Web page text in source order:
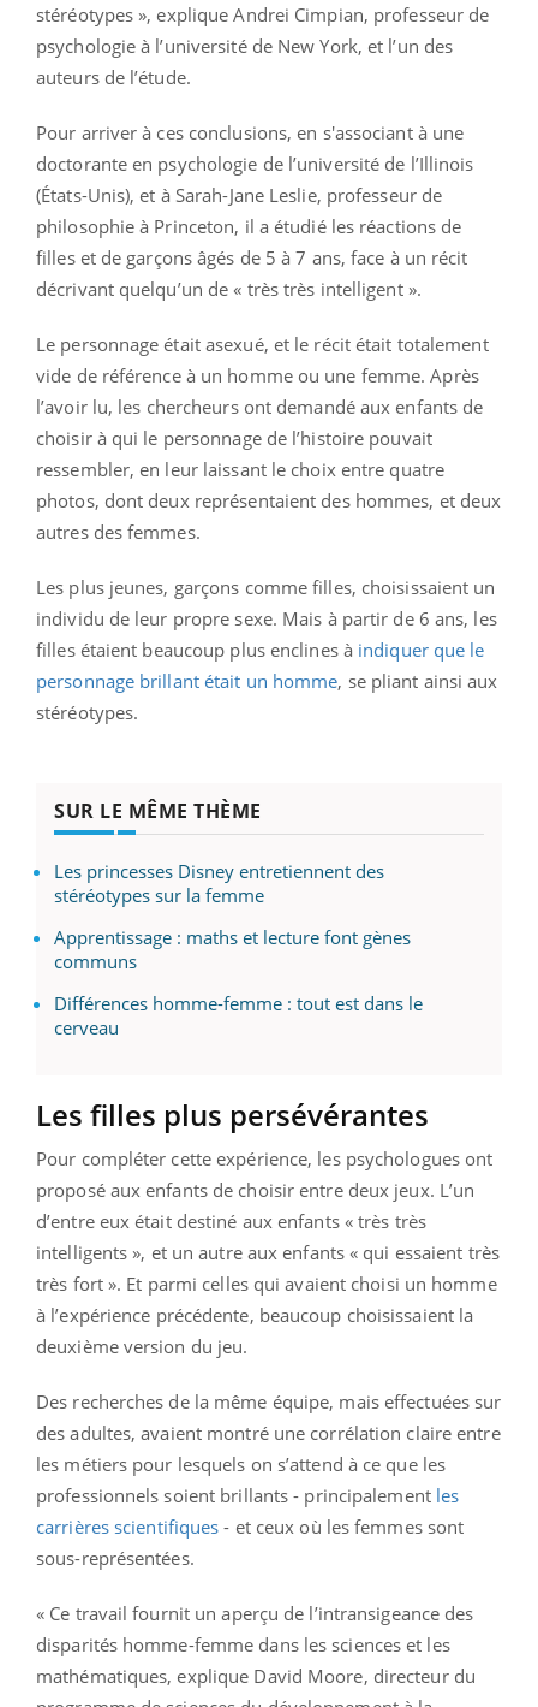
stéréotypes », explique Andrei Cimpian, professeur de
psychologie à l’université de New York, et l’un des
auteurs de l’étude.
Pour arriver à ces conclusions, en s'associant à une
doctorante en psychologie de l’université de l’Illinois
(États-Unis), et à Sarah-Jane Leslie, professeur de
philosophie à Princeton, il a étudié les réactions de
filles et de garçons âgés de 5 à 7 ans, face à un récit
décrivant quelqu’un de « très très intelligent ».
Le personnage était asexué, et le récit était totalement
vide de référence à un homme ou une femme. Après
l’avoir lu, les chercheurs ont demandé aux enfants de
choisir à qui le personnage de l’histoire pouvait
ressembler, en leur laissant le choix entre quatre
photos, dont deux représentaient des hommes, et deux
autres des femmes.
Les plus jeunes, garçons comme filles, choisissaient un
individu de leur propre sexe. Mais à partir de 6 ans, les
filles étaient beaucoup plus enclines à indiquer que le
personnage brillant était un homme, se pliant ainsi aux
stéréotypes.
SUR LE MÊME THÈME
Les princesses Disney entretiennent des
stéréotypes sur la femme
Apprentissage : maths et lecture font gènes
communs
Différences homme-femme : tout est dans le
cerveau
Les filles plus persévérantes
Pour compléter cette expérience, les psychologues ont
proposé aux enfants de choisir entre deux jeux. L’un
d’entre eux était destiné aux enfants « très très
intelligents », et un autre aux enfants « qui essaient très
très fort ». Et parmi celles qui avaient choisi un homme
à l’expérience précédente, beaucoup choisissaient la
deuxième version du jeu.
Des recherches de la même équipe, mais effectuées sur
des adultes, avaient montré une corrélation claire entre
les métiers pour lesquels on s’attend à ce que les
professionnels soient brillants - principalement les
carrières scientifiques - et ceux où les femmes sont
sous-représentées.
« Ce travail fournit un aperçu de l’intransigeance des
disparités homme-femme dans les sciences et les
mathématiques, explique David Moore, directeur du